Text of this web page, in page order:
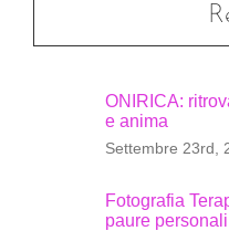
ONIRICA:
e anima
Settembre 23rd,
Fotografia
paure personali